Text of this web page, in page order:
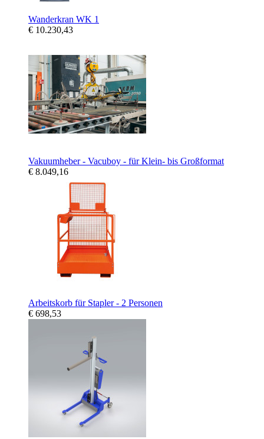
Wanderkran WK 1
€ 10.230,43
Vakuumheber - Vacuboy - für Klein- bis Großformat
€ 8.049,16
Arbeitskorb für Stapler - 2 Personen
€ 698,53